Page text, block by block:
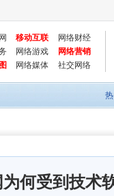
移动互联
网络财经
网络游戏
网络营销
网络媒体 社交网络
何受到技术